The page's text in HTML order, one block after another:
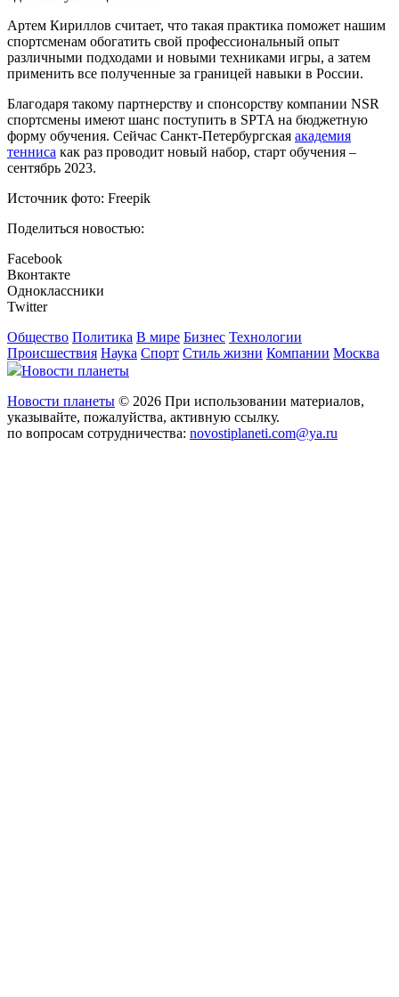
Артем Кириллов считает, что такая практика поможет нашим
спортсменам обогатить свой профессиональный опыт
различными подходами и новыми техниками игры, а затем
применить все полученные за границей навыки в России.
Благодаря такому партнерству и спонсорству компании NSR
спортсмены имеют шанс поступить в SPTA на бюджетную
форму обучения. Сейчас Санкт-Петербургская академия
тенниса как раз проводит новый набор, старт обучения –
сентябрь 2023.
Источник фото: Freepik
Поделиться новостью:
Facebook
Вконтакте
Одноклассники
Twitter
Общество Политика В мире Бизнес Технологии
Происшествия Наука Спорт Стиль жизни Компании Москва
Новости планеты
Новости планеты © 2026 При использовании материалов,
указывайте, пожалуйства, активную ссылку.
по вопросам сотрудничества: novostiplaneti.com@ya.ru